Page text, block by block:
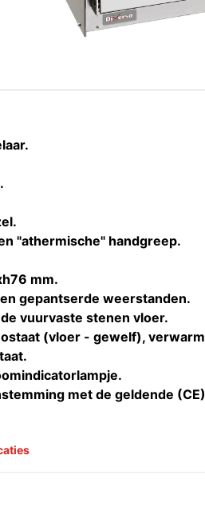
"athermische" handgreep.
mm.
gepantserde weerstanden.
vuurvaste stenen vloer.
(vloer - gewelf),
met de geldende